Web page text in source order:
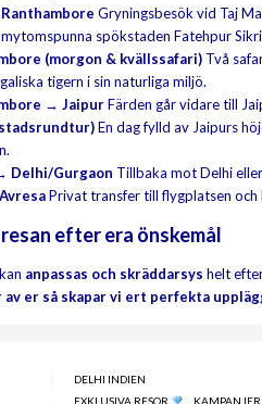
Gryningsbesök vid Taj
spökstaden Fatehpur
(morgon & kvällssafari) Två
tigern i sin naturliga miljö.
→ JaipurFärden går vidare till
En dag fylld av Jaipurs
Delhi/Gurgaon Tillbaka mot Delhi
Privat transfer till flygplatsen och
efter era önskemål
anpassas och skräddarsys helt
av er så skapar vi ert perfekta
DELHI INDIEN
EXKLUSIVA RESOR
KAMPANJER